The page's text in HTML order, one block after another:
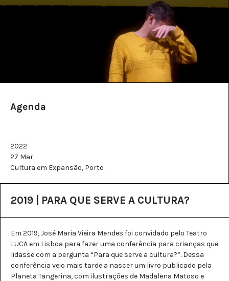
Agenda
2022
27 Mar
Cultura em Expansão, Porto
2019 | PARA QUE SERVE A CULTURA?
Em 2019, José Maria Vieira Mendes foi convidado pelo Teatro
LUCA em Lisboa para fazer uma conferência para crianças que
lidasse com a pergunta “Para que serve a cultura?”. Dessa
conferência veio mais tarde a nascer um livro publicado pela
Planeta Tangerina, com ilustrações de Madalena Matoso e